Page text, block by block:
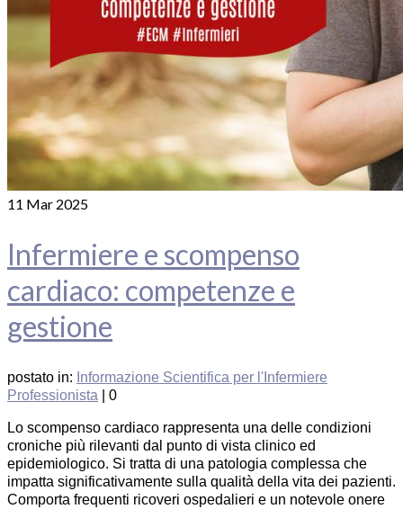
11 Mar 2025
Infermiere e scompenso
cardiaco: competenze e
gestione
postato in: Informazione Scientifica per l'Infermiere
Professionista
0
Lo scompenso cardiaco rappresenta una delle condizioni
croniche più rilevanti dal punto di vista clinico ed
epidemiologico. Si tratta di una patologia complessa che
impatta significativamente sulla qualità della vita dei pazienti.
Comporta frequenti ricoveri ospedalieri e un notevole onere